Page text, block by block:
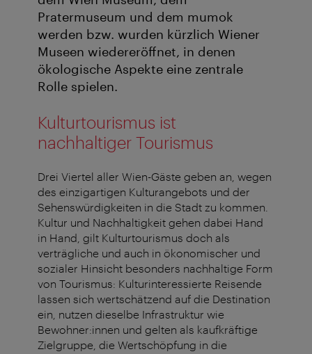
Pratermuseum und dem mumok
werden bzw. wurden kürzlich Wiener
Museen wiedereröffnet, in denen
ökologische Aspekte eine zentrale
Rolle spielen.
Kulturtourismus ist
nachhaltiger Tourismus
Drei Viertel aller Wien-Gäste geben an, wegen
des einzigartigen Kulturangebots und der
Sehenswürdigkeiten in die Stadt zu kommen.
Kultur und Nachhaltigkeit gehen dabei Hand
in Hand, gilt Kulturtourismus doch als
verträgliche und auch in ökonomischer und
sozialer Hinsicht besonders nachhaltige Form
von Tourismus: Kulturinteressierte Reisende
lassen sich wertschätzend auf die Destination
ein, nutzen dieselbe Infrastruktur wie
Bewohner:innen und gelten als kaufkräftige
Zielgruppe, die Wertschöpfung in die